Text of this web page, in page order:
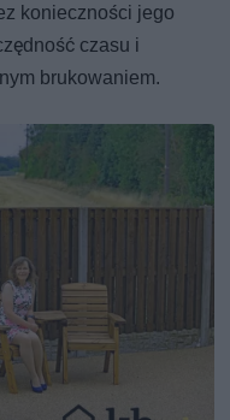
konieczności jego
czasu i
brukowaniem.